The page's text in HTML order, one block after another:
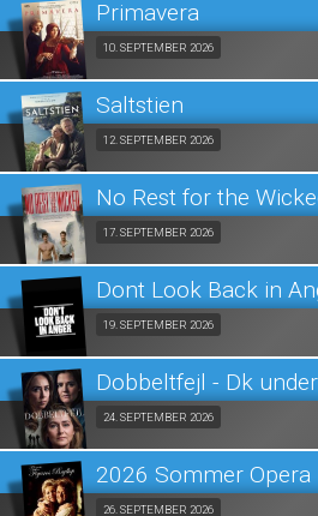
SE ALLE
LÆS MERE
Primavera
10. SEPTEMBER 2026
SE ALLE
LÆS MERE
Saltstien
12. SEPTEMBER 2026
SE ALLE
LÆS MERE
No Rest for the
17. SEPTEMBER 2026
SE ALLE
LÆS MERE
Dont Look Back in
19. SEPTEMBER 2026
SE ALLE
LÆS MERE
Dobbeltfejl - Dk
24. SEPTEMBER 2026
SE ALLE
2026 Sommer Opera
26. SEPTEMBER 2026